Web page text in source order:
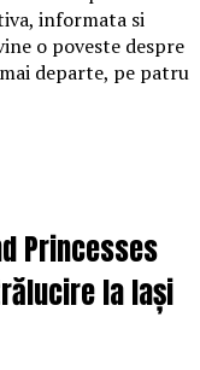
informata si
o poveste despre
departe, pe patru
Princesses
la Iași